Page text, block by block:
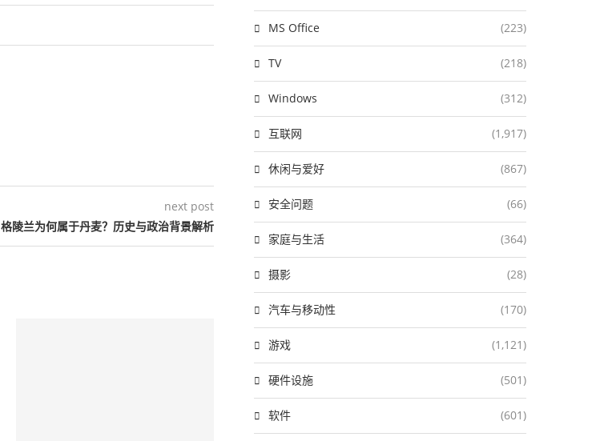
next post
格陵兰为何属于丹麦？历史与政治背景解析
MS Office (223)
TV (218)
Windows (312)
互联网 (1,917)
休闲与爱好 (867)
安全问题 (66)
家庭与生活 (364)
摄影 (28)
汽车与移动性 (170)
游戏 (1,121)
硬件设施 (501)
软件 (601)